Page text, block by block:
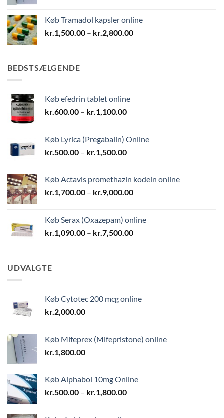
Køb Tramadol kapsler online
kr.1,500.00 – kr.2,800.00Prisinterval:
BEDSTSÆLGENDE
Køb efedrin tablet online
kr.600.00 – kr.1,100.00Prisinterval:
kr.1,100.00
Køb Lyrica (Pregabalin) Online
kr.500.00 – kr.1,500.00Prisinterval:
kr.1,500.00
Køb Actavis promethazin kodein online
kr.1,700.00 – kr.9,000.00Prisinterval:
kr.9,000.00
Køb Serax (Oxazepam) online
kr.1,090.00 – kr.7,500.00Prisinterval:
UDVALGTE
Køb Cytotec 200 mcg online
kr. 2,000.00
Køb Mifeprex (Mifepristone) online
kr. 1,800.00
Køb Alphabol 10mg Online
kr. 500.00 – kr. 1,800.00Prisinterval: